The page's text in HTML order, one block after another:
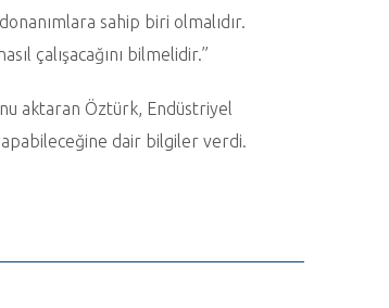
sahip biri olmalıdır.
çalışacağını bilmelidir.”
aktaran Öztürk, Endüstriyel
dair bilgiler verdi.